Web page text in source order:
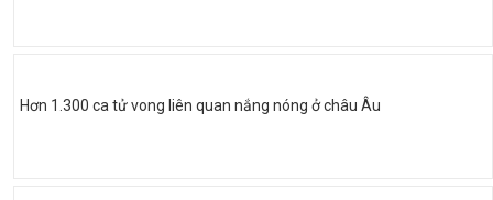
Hơn 1.300 ca tử vong liên quan nắng nóng ở châu Âu